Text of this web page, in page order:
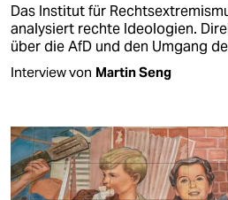
Das Institut für
analysiert rechte Ideologien.
über die AfD und den Umgang
Interview von Martin Seng